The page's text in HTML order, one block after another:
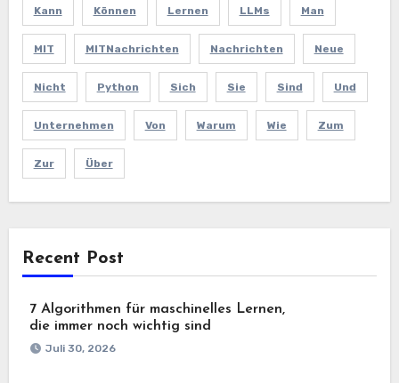
Kann Können Lernen LLMs Man
MIT MITNachrichten Nachrichten Neue
Nicht Python Sich Sie Sind Und
Unternehmen Von Warum Wie Zum
Zur Über
Recent Post
7 Algorithmen für maschinelles Lernen,
die immer noch wichtig sind
Juli 30, 2026